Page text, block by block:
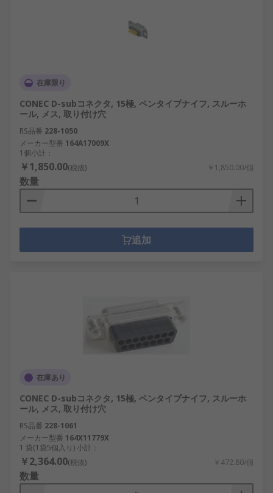
在庫限り
CONEC D-subコネクタ, 15極, ペンタイプナイフ, スルーホ
ール, メス, 取り付け穴
RS品番 228-1050
メーカー型番 164A17009X
1個小計：
￥1,850.00(税抜) ￥1,850.00/個
数量
追加
在庫あり
CONEC D-subコネクタ, 15極, ペンタイプナイフ, スルーホ
ール, メス, 取り付け穴
RS品番 228-1061
メーカー型番 164X11779X
1 袋(1袋5個入り) 小計：
￥2,364.00(税抜) ￥472.80/個
数量